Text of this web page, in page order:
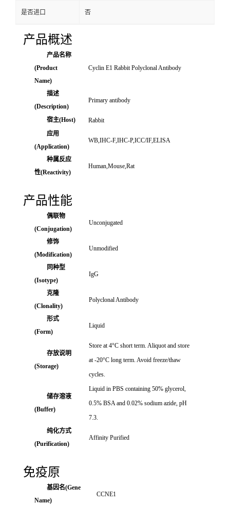
是否进口 否
产品概述
产品名称
(Product
Name)
Cyclin E1 Rabbit Polyclonal Antibody
描述
(Description)
Primary antibody
宿主(Host)
Rabbit
应用
(Application)
WB,IHC-F,IHC-P,ICC/IF,ELISA
种属反应
性(Reactivity)
Human,Mouse,Rat
产品性能
偶联物
(Conjugation)
Unconjugated
修饰
(Modification)
Unmodified
同种型
(Isotype)
IgG
克隆
(Clonality)
Polyclonal Antibody
形式
(Form)
Liquid
存放说明
(Storage)
Store at 4°C short term. Aliquot and store
at -20°C long term. Avoid freeze/thaw
cycles.
储存溶液
(Buffer)
Liquid in PBS containing 50% glycerol,
0.5% BSA and 0.02% sodium azide, pH
7.3.
纯化方式
(Purification)
Affinity Purified
免疫原
基因名(Gene
Name)
CCNE1